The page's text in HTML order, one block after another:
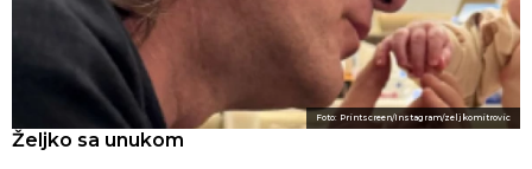
Foto: Printscreen/Instagram/zeljkomitrovic
Željko sa unukom